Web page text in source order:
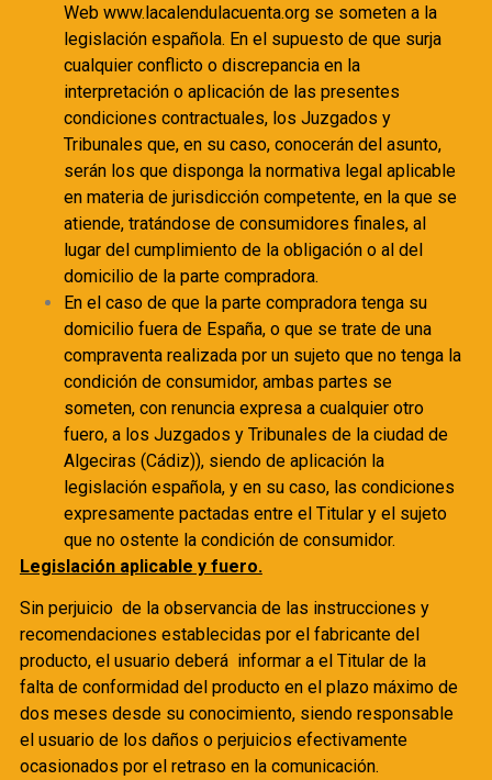
Web www.lacalendulacuenta.org se someten a la
legislación española. En el supuesto de que surja
cualquier conflicto o discrepancia en la
interpretación o aplicación de las presentes
condiciones contractuales, los Juzgados y
Tribunales que, en su caso, conocerán del asunto,
serán los que disponga la normativa legal aplicable
en materia de jurisdicción competente, en la que se
atiende, tratándose de consumidores finales, al
lugar del cumplimiento de la obligación o al del
domicilio de la parte compradora.
En el caso de que la parte compradora tenga su
domicilio fuera de España, o que se trate de una
compraventa realizada por un sujeto que no tenga la
condición de consumidor, ambas partes se
someten, con renuncia expresa a cualquier otro
fuero, a los Juzgados y Tribunales de la ciudad de
Algeciras (Cádiz)), siendo de aplicación la
legislación española, y en su caso, las condiciones
expresamente pactadas entre el Titular y el sujeto
que no ostente la condición de consumidor.
Legislación aplicable y fuero.
Sin perjuicio de la observancia de las instrucciones y
recomendaciones establecidas por el fabricante del
producto, el usuario deberá informar a el Titular de la
falta de conformidad del producto en el plazo máximo de
dos meses desde su conocimiento, siendo responsable
el usuario de los daños o perjuicios efectivamente
ocasionados por el retraso en la comunicación.